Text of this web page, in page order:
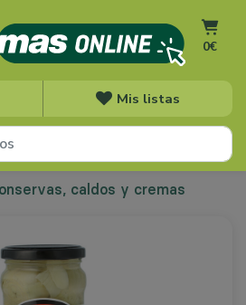
Mis listas
0€
caldos y cremas